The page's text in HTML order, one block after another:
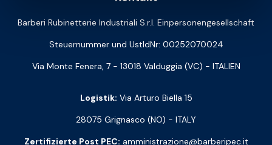
Barberi Rubinetterie Industriali S.r.l. Einpersonengesellschaft
Steuernummer und UstIdNr: 00252070024
Via Monte Fenera, 7 - 13018 Valduggia (VC) - ITALIEN
Logistik: Via Arturo Biella 15
28075 Grignasco (NO) - ITALY
Zertifizierte Post PEC: amministrazione@barberipec.it